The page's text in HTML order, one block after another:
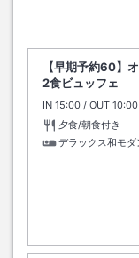
【早期予約60】
2食ビュッフェ
IN チェックイン
15:00 / OUT チェ
10:00
夕食/朝食付き
デラックス和モダ